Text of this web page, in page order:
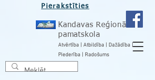
Pierakstīties
Kandavas Reģionālā
pamatskola
Atvērtība | Atbildība | Dažādība |
Piederība | Radošums